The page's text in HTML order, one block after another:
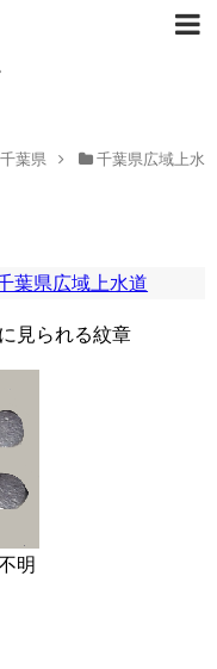
千葉県
千葉県広域上水
葉県広域上水道
見られる紋章
明